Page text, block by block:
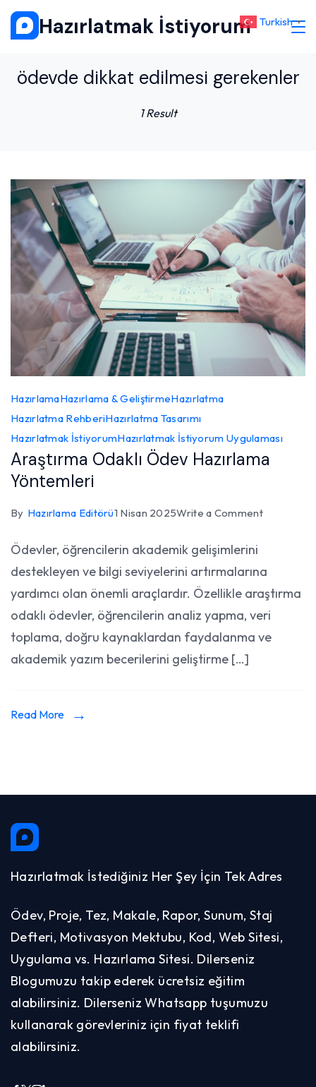
Skip
Hazırlatmak İstiyorum
ödevde dikkat edilmesi gerekenler
1 Result
HazırlamaHazırlama & GeliştirmeHazırlatma
Hazırlatma RehberiHazırlatma Tasarımı
Hazırlatmak İstiyorumHazırlatmak İstiyorum Uygulaması
Araştırma Odaklı Ödev Hazırlama
Yöntemleri
By Hazırlama Editörü1 Nisan 2025Write a Commenton
Ödev
Hazırlama
Yöntemleri
Ödevler, öğrencilerin akademik gelişimlerini
destekleyen ve bilgi seviyelerini artırmalarına
yardımcı olan önemli araçlardır. Özellikle araştırma
odaklı ödevler, öğrencilerin analiz yapma, veri
toplama, doğru kaynaklardan faydalanma ve
akademik yazım becerilerini geliştirme […]
Read More
Hazırlatmak İstediğiniz Her Şey İçin Tek Adres
Ödev, Proje, Tez, Makale, Rapor, Sunum, Staj
Defteri, Motivasyon Mektubu, Kod, Web Sitesi,
Uygulama vs. Hazırlama Sitesi. Dilerseniz
Blogumuzu takip ederek ücretsiz eğitim
alabilirsiniz. Dilerseniz Whatsapp tuşumuzu
kullanarak görevleriniz için fiyat teklifi
alabilirsiniz.
Turkish ▼